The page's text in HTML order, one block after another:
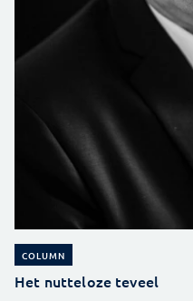
COLUMN
Het nutteloze teveel